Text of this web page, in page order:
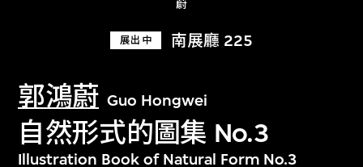
蔚
展出中 南展廳 225
郭鴻蔚 Guo Hongwei
自然形式的圖集 No.3
Illustration Book of Natural Form No.3